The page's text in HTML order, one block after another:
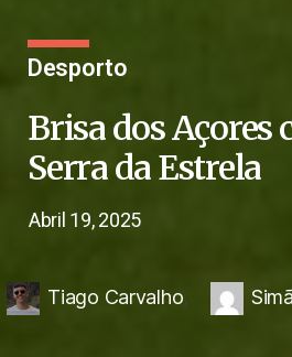
Desporto
Brisa dos Açores
Serra da Estrela
Abril 19, 2025
Tiago Carvalho,